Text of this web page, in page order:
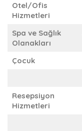
Otel/Ofis
Hizmetleri
Spa ve Sağlık
Olanakları
Çocuk
Resepsiyon
Hizmetleri